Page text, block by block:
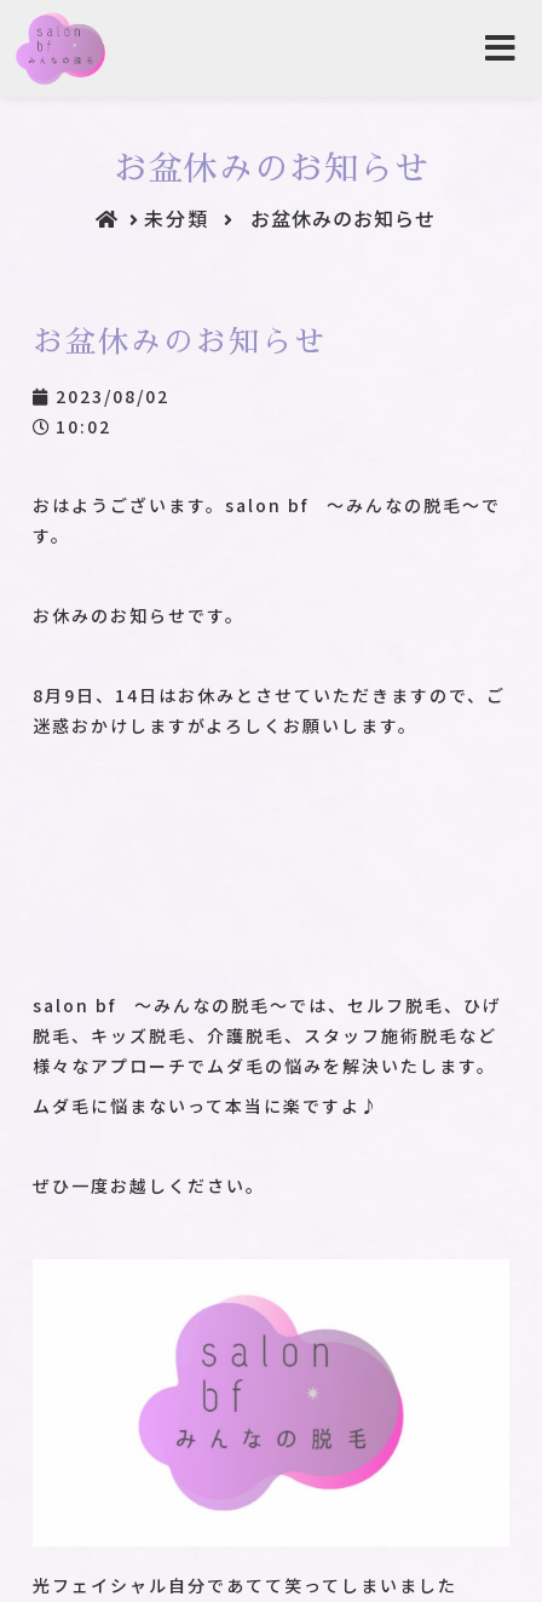
お盆休みのお知らせ
未分類 お盆休みのお知らせ
お盆休みのお知らせ
2023/08/02
10:02
おはようございます。salon bf ～みんなの脱毛～で
す。
お休みのお知らせです。
8月9日、14日はお休みとさせていただきますので、ご
迷惑おかけしますがよろしくお願いします。
salon bf ～みんなの脱毛～では、セルフ脱毛、ひげ
脱毛、キッズ脱毛、介護脱毛、スタッフ施術脱毛など
様々なアプローチでムダ毛の悩みを解決いたします。
ムダ毛に悩まないって本当に楽ですよ♪
ぜひ一度お越しください。
光フェイシャル自分であてて笑ってしまいました